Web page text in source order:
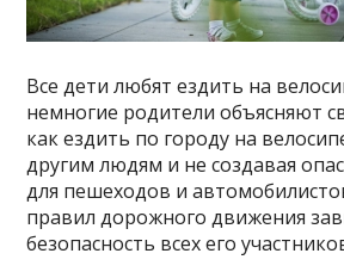
Все дети любят ездить на
немногие родители объясняют
как ездить по городу на
другим людям и не создавая
для пешеходов и
правил дорожного движения
безопасность всех его